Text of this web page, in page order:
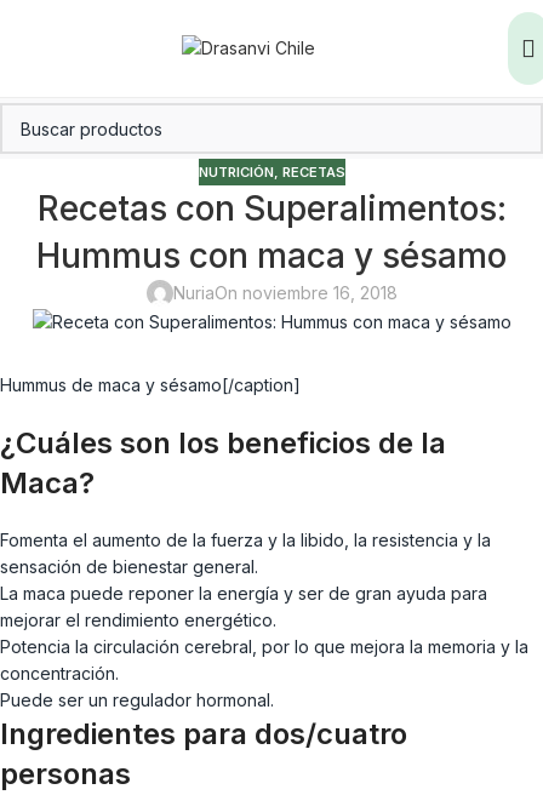
NUTRICIÓN, RECETAS
Recetas con Superalimentos:
Hummus con maca y sésamo
NuriaOn noviembre 16, 2018
Hummus de maca y sésamo[/caption]
¿Cuáles son los beneficios de la
Maca?
Fomenta el aumento de la fuerza y la libido, la resistencia y la
sensación de bienestar general.
La maca puede reponer la energía y ser de gran ayuda para
mejorar el rendimiento energético.
Potencia la circulación cerebral, por lo que mejora la memoria y la
concentración.
Puede ser un regulador hormonal.
Ingredientes para dos/cuatro
personas